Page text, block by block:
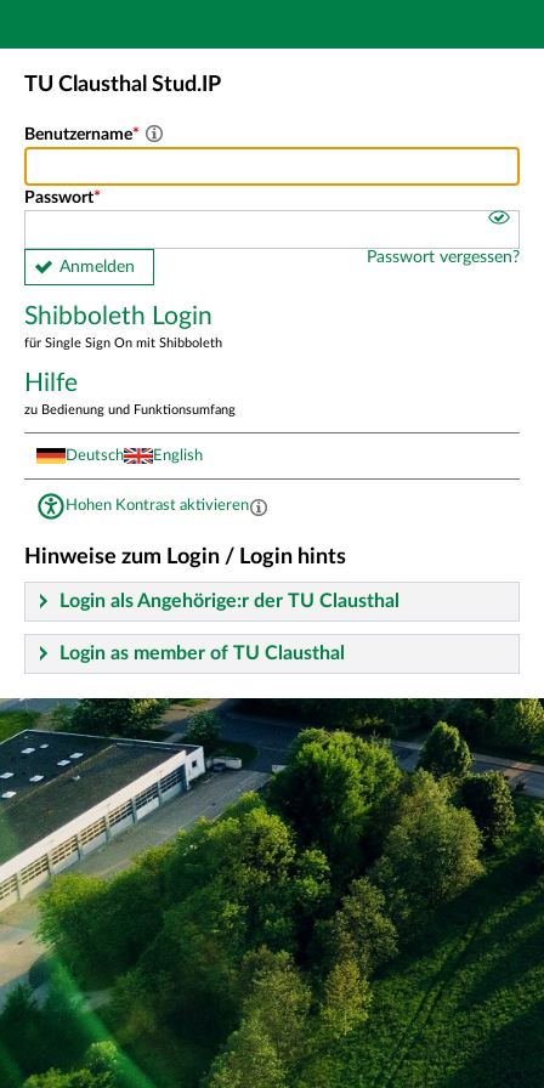
Hauptnavigation
Shibboleth Login
TU Clausthal Stud.IP
Benutzername
Passwort
Anmelden
Passwort vergessen?
Shibboleth Login
für Single Sign On mit Shibboleth
Hilfe
zu Bedienung und Funktionsumfang
Deutsch English
Hohen Kontrast aktivieren
Hinweise zum Login / Login hints
Login als Angehörige:r der TU Clausthal
Login as member of TU Clausthal